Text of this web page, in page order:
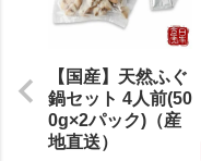
【国産】天然ふぐ
鍋セット 4人前(50
0g×2パック)（産
地直送）